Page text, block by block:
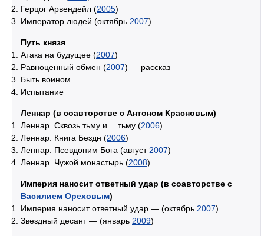
Герцог Арвендейл (2005)
Император людей (октябрь 2007)
Путь князя
Атака на будущее (2007)
Равноценный обмен (2007) — рассказ
Быть воином
Испытание
Леннар (в соавторстве с Антоном Красновым)
Леннар. Сквозь тьму и… тьму (2006)
Леннар. Книга Бездн (2006)
Леннар. Псевдоним Бога (август 2007)
Леннар. Чужой монастырь (2008)
Империя наносит ответный удар (в соавторстве с
Василием Ореховым)
Империя наносит ответный удар — (октябрь 2007)
Звездный десант — (январь 2009)